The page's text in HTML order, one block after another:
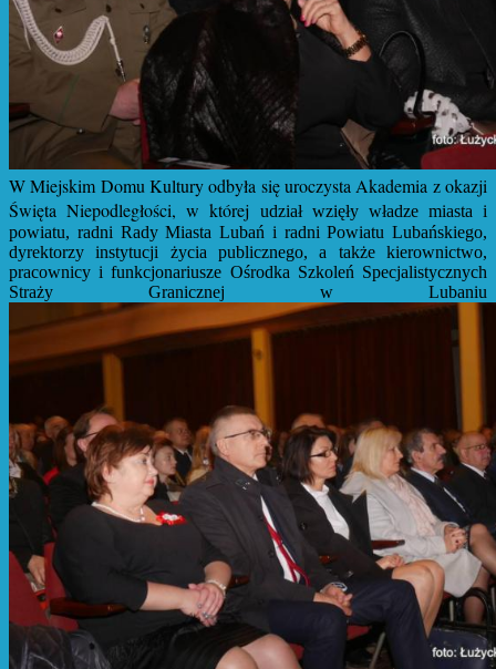
W Miejskim Domu Kultury odbyła się uroczysta Akademia z okazji
Święta Niepodległości, w której udział wzięły władze miasta i
powiatu, radni Rady Miasta Lubań i radni Powiatu Lubańskiego,
dyrektorzy instytucji życia publicznego, a także kierownictwo,
pracownicy i funkcjonariusze Ośrodka Szkoleń Specjalistycznych
Straży Granicznej w Lubaniu